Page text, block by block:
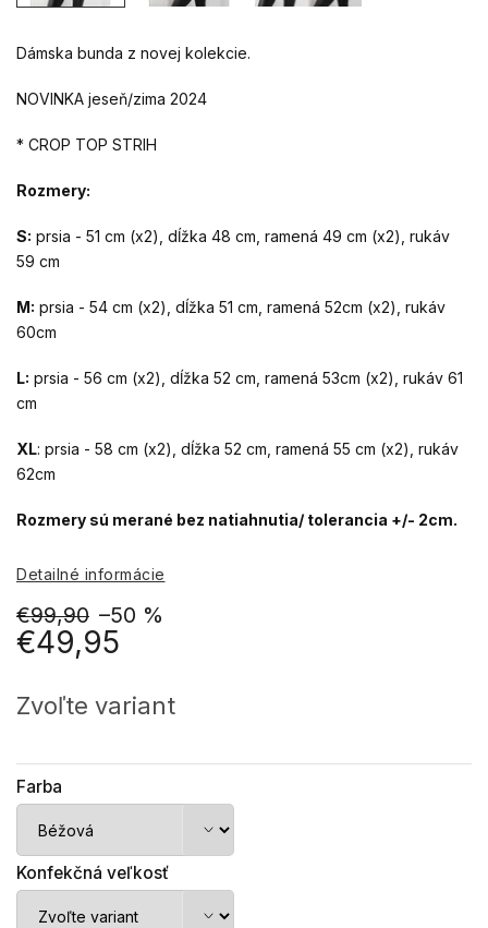
€99,90 –50 %
€49,95
cena:
Zvoľte variant
Farba
Konfekčná veľkosť
Dámska bunda z novej kolekcie.
NOVINKA jeseň/zima 2024
* CROP TOP STRIH
Rozmery:
S: prsia - 51 cm (x2), dĺžka 48 cm, ramená 49 cm (x2), rukáv
59 cm
M: prsia - 54 cm (x2), dĺžka 51 cm, ramená 52cm (x2), rukáv
60cm
L: prsia - 56 cm (x2), dĺžka 52 cm, ramená 53cm (x2), rukáv 61
cm
XL: prsia - 58 cm (x2), dĺžka 52 cm, ramená 55 cm (x2), rukáv
62cm
Rozmery sú merané bez natiahnutia/ tolerancia +/- 2cm.
Detailné informácie